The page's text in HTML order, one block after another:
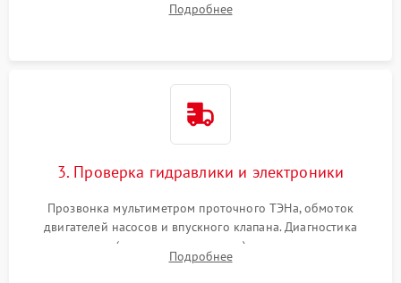
циркуляционному насосу, ТЭНу и сливной помпе.
Подробнее
3. Проверка гидравлики и электроники
Прозвонка мультиметром проточного ТЭНа, обмоток
двигателей насосов и впускного клапана. Диагностика
прессостата (датчика уровня воды), датчика мутности,
концевика дверцы и электронного модуля управления.
Подробнее